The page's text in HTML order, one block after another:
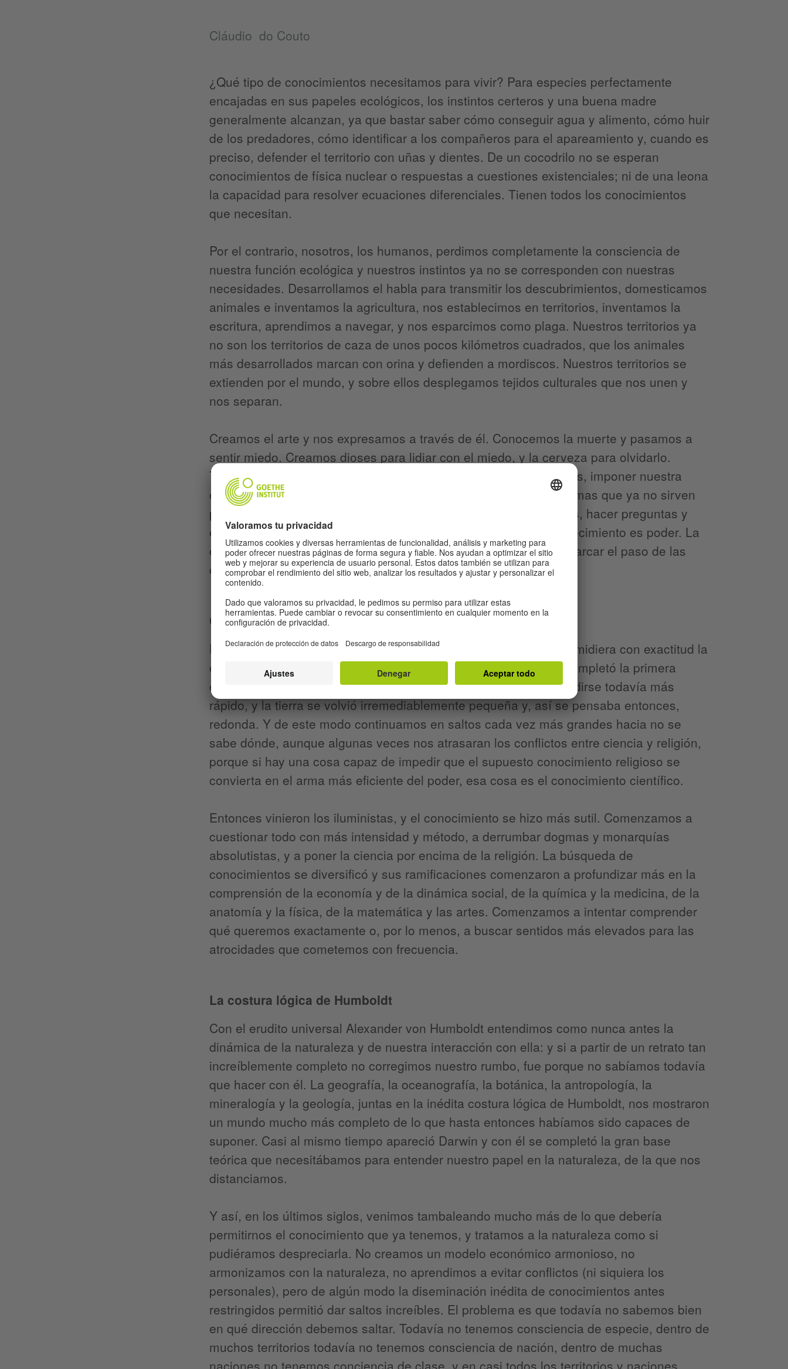
Cláudio do Couto
¿Qué tipo de conocimientos necesitamos para vivir? Para especies perfectamente
encajadas en sus papeles ecológicos, los instintos certeros y una buena madre
generalmente alcanzan, ya que bastar saber cómo conseguir agua y alimento, cómo huir
de los predadores, cómo identificar a los compañeros para el apareamiento y, cuando es
preciso, defender el territorio con uñas y dientes. De un cocodrilo no se esperan
conocimientos de física nuclear o respuestas a cuestiones existenciales; ni de una leona
la capacidad para resolver ecuaciones diferenciales. Tienen todos los conocimientos
que necesitan.
Por el contrario, nosotros, los humanos, perdimos completamente la consciencia de
nuestra función ecológica y nuestros instintos ya no se corresponden con nuestras
necesidades. Desarrollamos el habla para transmitir los descubrimientos, domesticamos
animales e inventamos la agricultura, nos establecimos en territorios, inventamos la
escritura, aprendimos a navegar, y nos esparcimos como plaga. Nuestros territorios ya
no son los territorios de caza de unos pocos kilómetros cuadrados, que los animales
más desarrollados marcan con orina y defienden a mordiscos. Nuestros territorios se
extienden por el mundo, y sobre ellos desplegamos tejidos culturales que nos unen y
nos separan.
Creamos el arte y nos expresamos a través de él. Conocemos la muerte y pasamos a
sentir miedo. Creamos dioses para lidiar con el miedo, y la cerveza para olvidarlo.
Tenemos que superar a nuestros vecinos, conseguir más recursos, imponer nuestra
cultura, conquistar más territorios, acumular riqueza. Creamos armas que ya no sirven
para la caza sino para la guerra. Siempre necesitamos saber más, hacer preguntas y
encontrar respuestas. Desde por lo menos doce mil años, el conocimiento es poder. La
carrera por el conocimiento se intensificó y nunca más dejó de marcar el paso de las
civilizaciones.
Ciencia y religión
En 1522, más de mil setecientos años después que Erastótenes midiera con exactitud la
circunferencia de la Tierra, la flota de Fernando de Magallanes completó la primera
circunnavegación del planeta. El conocimiento comenzó a expandirse todavía más
rápido, y la tierra se volvió irremediablemente pequeña y, así se pensaba entonces,
redonda. Y de este modo continuamos en saltos cada vez más grandes hacia no se
sabe dónde, aunque algunas veces nos atrasaran los conflictos entre ciencia y religión,
porque si hay una cosa capaz de impedir que el supuesto conocimiento religioso se
convierta en el arma más eficiente del poder, esa cosa es el conocimiento científico.
Entonces vinieron los iluministas, y el conocimiento se hizo más sutil. Comenzamos a
cuestionar todo con más intensidad y método, a derrumbar dogmas y monarquías
absolutistas, y a poner la ciencia por encima de la religión. La búsqueda de
conocimientos se diversificó y sus ramificaciones comenzaron a profundizar más en la
comprensión de la economía y de la dinámica social, de la química y la medicina, de la
anatomía y la física, de la matemática y las artes. Comenzamos a intentar comprender
qué queremos exactamente o, por lo menos, a buscar sentidos más elevados para las
atrocidades que cometemos con frecuencia.
La costura lógica de Humboldt
Con el erudito universal Alexander von Humboldt entendimos como nunca antes la
dinámica de la naturaleza y de nuestra interacción con ella: y si a partir de un retrato tan
increíblemente completo no corregimos nuestro rumbo, fue porque no sabíamos todavía
que hacer con él. La geografía, la oceanografía, la botánica, la antropología, la
mineralogía y la geología, juntas en la inédita costura lógica de Humboldt, nos mostraron
un mundo mucho más completo de lo que hasta entonces habíamos sido capaces de
suponer. Casi al mismo tiempo apareció Darwin y con él se completó la gran base
teórica que necesitábamos para entender nuestro papel en la naturaleza, de la que nos
distanciamos.
Y así, en los últimos siglos, venimos tambaleando mucho más de lo que debería
permitirnos el conocimiento que ya tenemos, y tratamos a la naturaleza como si
pudiéramos despreciarla. No creamos un modelo económico armonioso, no
armonizamos con la naturaleza, no aprendimos a evitar conflictos (ni siquiera los
personales), pero de algún modo la diseminación inédita de conocimientos antes
restringidos permitió dar saltos increíbles. El problema es que todavía no sabemos bien
en qué dirección debemos saltar. Todavía no tenemos consciencia de especie, dentro de
muchos territorios todavía no tenemos consciencia de nación, dentro de muchas
naciones no tenemos conciencia de clase, y en casi todos los territorios y naciones